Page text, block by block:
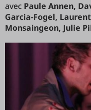
avec Paule Annen,
Garcia-Fogel,
Monsaingeon, Julie